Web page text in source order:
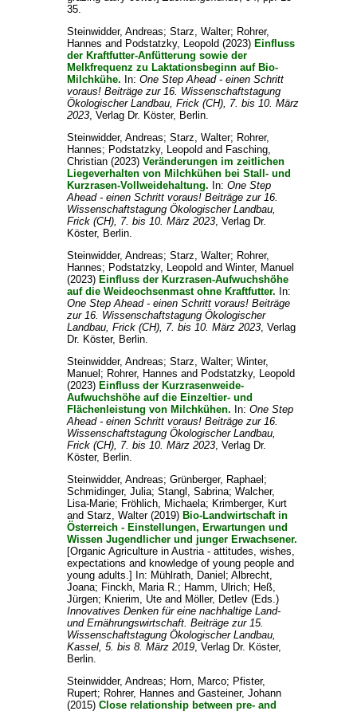
35.
Steinwidder, Andreas; Starz, Walter; Rohrer,
Hannes and Podstatzky, Leopold (2023) Einfluss
der Kraftfutter-Anfütterung sowie der
Melkfrequenz zu Laktationsbeginn auf Bio-
Milchkühe. In: One Step Ahead - einen Schritt
voraus! Beiträge zur 16. Wissenschaftstagung
Ökologischer Landbau, Frick (CH), 7. bis 10. März
2023, Verlag Dr. Köster, Berlin.
Steinwidder, Andreas; Starz, Walter; Rohrer,
Hannes; Podstatzky, Leopold and Fasching,
Christian(2023) Veränderungen im zeitlichen
Liegeverhalten von Milchkühen bei Stall- und
Kurzrasen-Vollweidehaltung. In: One Step
Ahead - einen Schritt voraus! Beiträge zur 16.
Wissenschaftstagung Ökologischer Landbau,
Frick (CH), 7. bis 10. März 2023, Verlag Dr.
Köster, Berlin.
Steinwidder, Andreas; Starz, Walter; Rohrer,
Hannes; Podstatzky, Leopold and Winter, Manuel
(2023) Einfluss der Kurzrasen-Aufwuchshöhe
auf die Weideochsenmast ohne Kraftfutter. In:
One Step Ahead - einen Schritt voraus! Beiträge
zur 16. Wissenschaftstagung Ökologischer
Landbau, Frick (CH), 7. bis 10. März 2023, Verlag
Dr. Köster, Berlin.
Steinwidder, Andreas; Starz, Walter; Winter,
Manuel ; Rohrer, Hannes and Podstatzky, Leopold
(2023) Einfluss der Kurzrasenweide-
Aufwuchshöhe auf die Einzeltier- und
Flächenleistung von Milchkühen. In: One Step
Ahead - einen Schritt voraus! Beiträge zur 16.
Wissenschaftstagung Ökologischer Landbau,
Frick (CH), 7. bis 10. März 2023, Verlag Dr.
Köster, Berlin.
Steinwidder, Andreas; Grünberger, Raphael ;
Schmidinger, Julia; Stangl, Sabrina; Walcher,
Lisa-Marie; Fröhlich, Michaela; Krimberger, Kurt
and Starz, Walter(2019) Bio-Landwirtschaft in
Österreich - Einstellungen, Erwartungen und
Wissen Jugendlicher und junger Erwachsener.
[Organic Agriculture in Austria - attitudes, wishes,
expectations and knowledge of young people and
young adults.] In: Mühlrath, Daniel ; Albrecht,
Joana; Finckh, Maria R.; Hamm, Ulrich; Heß,
Jürgen; Knierim, Uteand Möller, Detlev(Eds.)
Innovatives Denken für eine nachhaltige Land-
und Ernährungswirtschaft. Beiträge zur 15.
Wissenschaftstagung Ökologischer Landbau,
Kassel, 5. bis 8. März 2019, Verlag Dr. Köster,
Berlin.
Steinwidder, Andreas; Horn, Marco; Pfister,
Rupert; Rohrer, Hannes and Gasteiner, Johann
(2015) Close relationship between pre- and